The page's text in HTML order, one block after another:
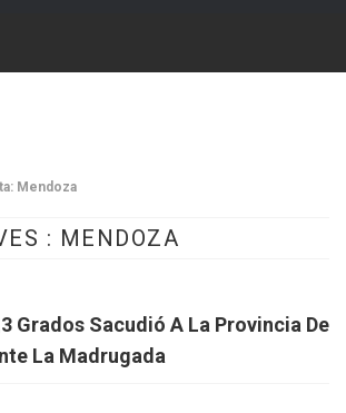
Mendoza
: MENDOZA
Grados Sacudió A La Provincia De
La Madrugada